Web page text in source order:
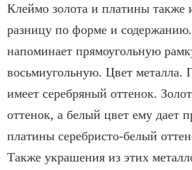
Клеймо золота и платины также
разницу по форме и
напоминает прямоугольную
восьмиугольную. Цвет металла.
имеет серебряный оттенок.
оттенок, а белый цвет ему дает
платины серебристо-белый
Также украшения из этих